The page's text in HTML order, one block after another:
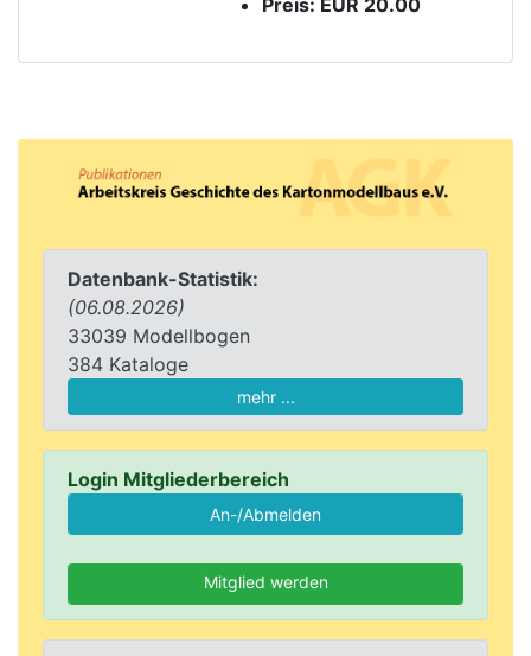
Datenbank-Statistik:
(06.08.2026)
33039 Modellbogen
384 Kataloge
mehr ...
Login Mitgliederbereich
Mitglied werden
Preis: EUR 20.00